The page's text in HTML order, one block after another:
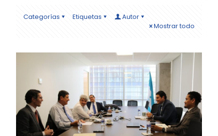
Categorías Etiquetas
Autor
Mostrar todo